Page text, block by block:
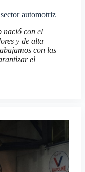
automotriz
nació con el
y de alta
con las
el